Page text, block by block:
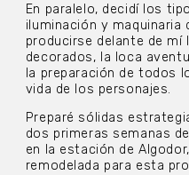
En paralelo, decidí los
iluminación y maquinaria
producirse delante de mí
decorados, la loca
la preparación de todos
vida de los personajes.
Preparé sólidas
dos primeras semanas
en la estación de
remodelada para esta